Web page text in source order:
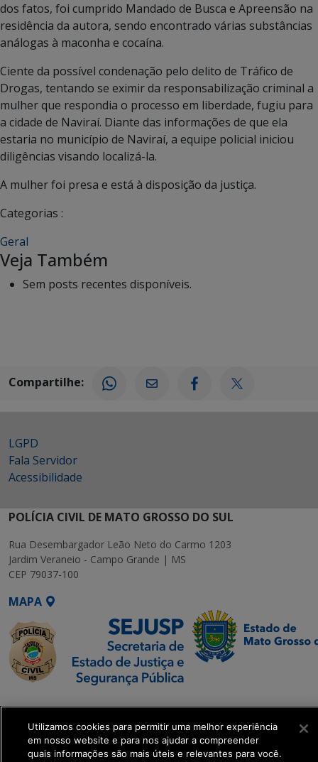
dos fatos, foi cumprido Mandado de Busca e Apreensão na
residência da autora, sendo encontrado várias substâncias
análogas à maconha e cocaína.
Ciente da possível condenação pelo delito de Tráfico de
Drogas, tentando se eximir da responsabilização criminal a
mulher que respondia o processo em liberdade, fugiu para
a cidade de Naviraí. Diante das informações de que ela
estaria no município de Naviraí, a equipe policial iniciou
diligências visando localizá-la.
A mulher foi presa e está à disposição da justiça.
Categorias :
Geral
Veja Também
Sem posts recentes disponíveis.
Compartilhe:
LGPD
Fala Servidor
Acessibilidade
POLÍCIA CIVIL DE MATO GROSSO DO SUL
Rua Desembargador Leão Neto do Carmo 1203
Jardim Veraneio - Campo Grande | MS
CEP 79037-100
MAPA
SETDIG | Secretaria-
Executiva de
Transformação Digital
Utilizamos cookies para permitir uma melhor experiência
em nosso website e para nos ajudar a compreender
quais informações são mais úteis e relevantes para você.